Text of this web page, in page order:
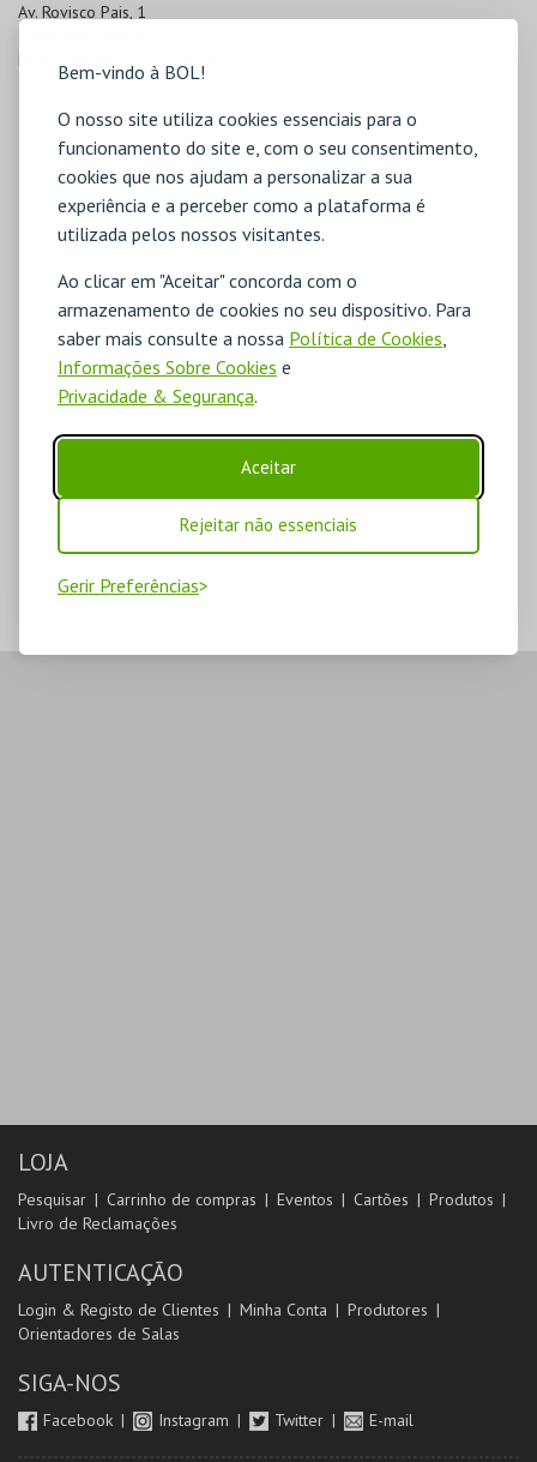
Bem-vindo à BOL!
O nosso site utiliza cookies essenciais para o
funcionamento do site e, com o seu consentimento,
cookies que nos ajudam a personalizar a sua
experiência e a perceber como a plataforma é
utilizada pelos nossos visitantes.
Ao clicar em "Aceitar" concorda com o
armazenamento de cookies no seu dispositivo. Para
saber mais consulte a nossa Política de Cookies
Informações Sobre Cookies e
Privacidade & Segurança.
Aceitar
Rejeitar não essenciais
Gerir Preferências
Av. Rovisco Pais, 1
Direcções para A.E.I.S.Técnico
LOJA
Pesquisar Carrinho de compras Eventos Cartões
Produtos
Livro de Reclamações
AUTENTICAÇÃO
Login & Registo de Clientes Minha Conta
Produtores
Orientadores de Salas
SIGA-NOS
Facebook Instagram Twitter E-mail